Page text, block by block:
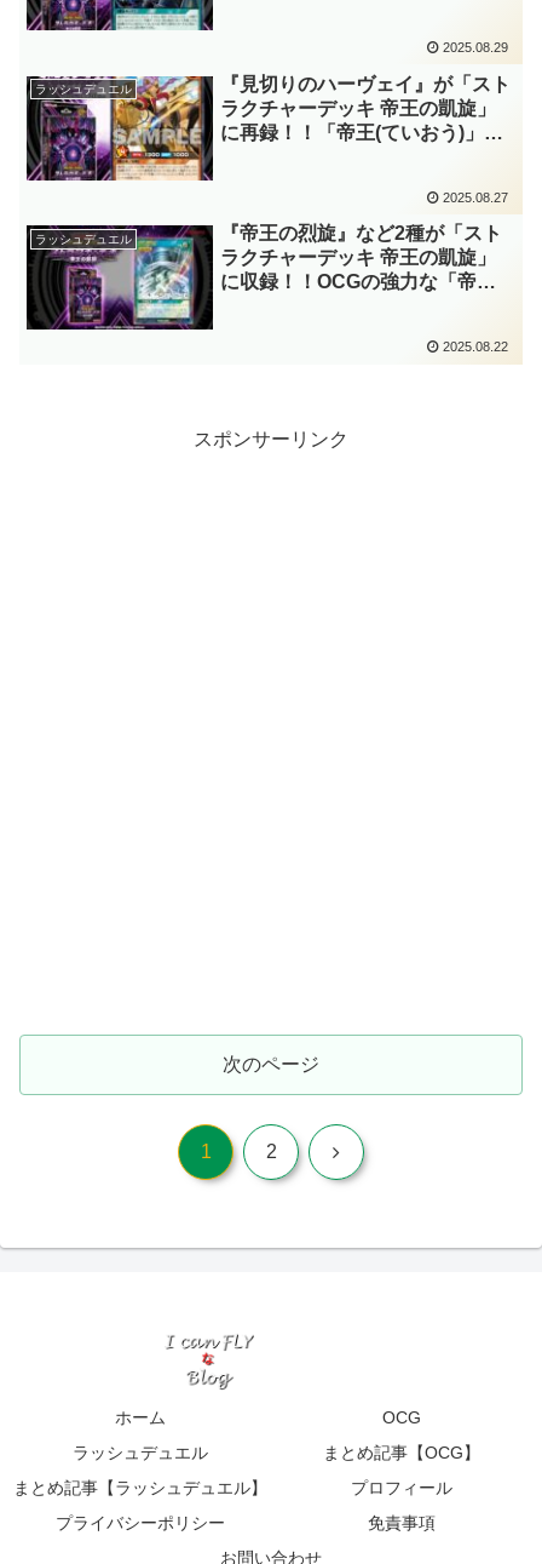
追加で相手の墓地リソースを削れ
るのも凄い……。【遊戯王ラッシ
ュデュエル】
2025.08.29
ラッシュデュエル
『見切りのハーヴェイ』が「スト
ラクチャーデッキ 帝王の凱旋」
に再録！！「帝王(ていおう)」と
『才賢帝ヴィルヘル』とコンボで
きますね～。【遊戯王ラッシュデ
ュエル】
2025.08.27
ラッシュデュエル
『帝王の烈旋』など2種が「スト
ラクチャーデッキ 帝王の凱旋」
に収録！！OCGの強力な「帝王
をリリースしてアドバンス召喚は
2025.08.22
スポンサーリンク
次のページ
1 2 次
ホーム
OCG
ラッシュデュエル
まとめ記事【OCG】
まとめ記事【ラッシュデュエル】
プロフィール
プライバシーポリシー
免責事項
お問い合わせ